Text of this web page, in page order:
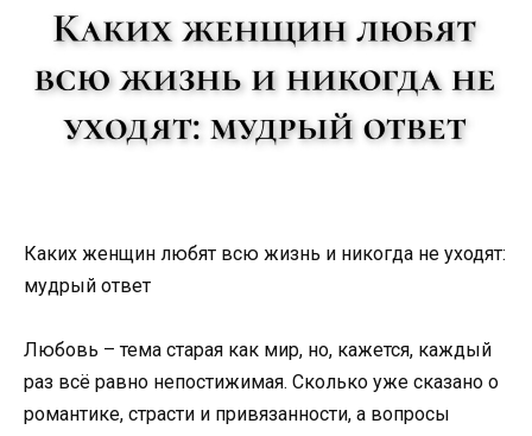
Каких женщин любят всю жизнь и никогда не уходят:
мудрый ответ
Любовь – тема старая как мир, но, кажется, каждый
раз всё равно непостижимая. Сколько уже сказано о
романтике, страсти и привязанности, а вопросы